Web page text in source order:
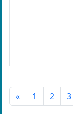
« 1 2 3